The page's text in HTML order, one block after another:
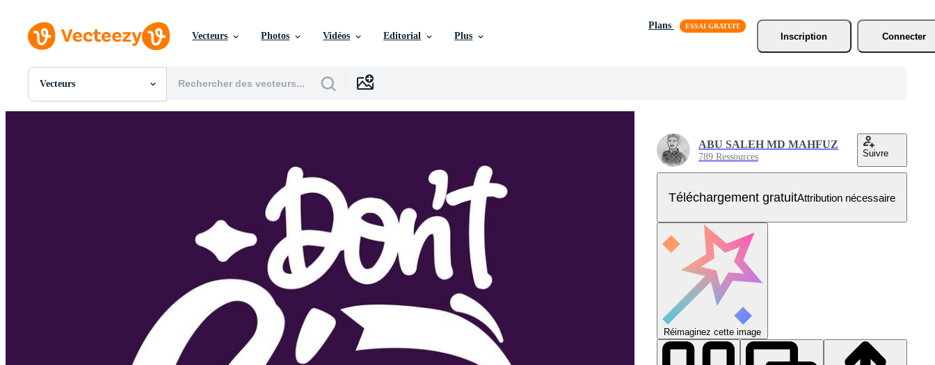
Vecteurs Photos Vidéos Editorial Plus
Plans
Inscription
Connecter
Vecteurs
Toutes Images
ABU SALEH MD MAHFUZ
789 Ressources Suivre
Téléchargement gratuitAttribution nécessaire
Réimaginez cette image